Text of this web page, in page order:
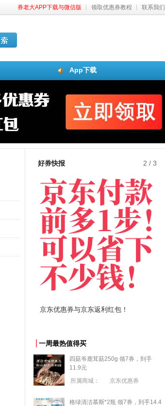
券老大APP下载与微信版 领取优惠券教程 联系我们
App下载
好券快报 3 / 3
拼多多优惠券+拼多多返利
一周最热值得买
四菇爷鹿茸菇250g 领7券，到手
11.9元
所属商城：
京东优惠券
格绿清洁慕斯*2瓶 领7券，到手14.4